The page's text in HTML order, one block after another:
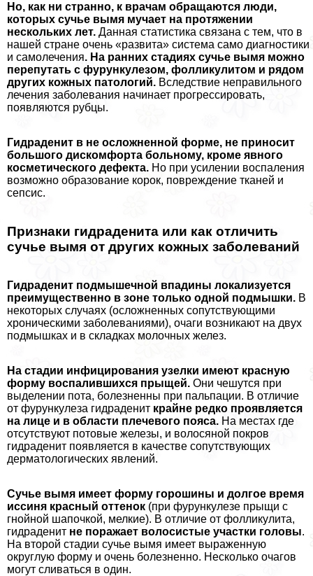
Но, как ни странно, к врачам обращаются люди,
которых сучье вымя мучает на протяжении
нескольких лет. Данная статистика связана с тем, что в
нашей стране очень «развита» система само диагностики
и самолечения. На ранних стадиях сучье вымя можно
перепутать с фурункулезом, фолликулитом и рядом
других кожных патологий. Вследствие неправильного
лечения заболевания начинает прогрессировать,
появляются рубцы.
Гидраденит в не осложненной форме, не приносит
большого дискомфорта больному, кроме явного
косметического дефекта. Но при усилении воспаления
возможно образование корок, повреждение тканей и
сепсис.
Признаки гидраденита или как отличить
сучье вымя от других кожных заболеваний
Гидраденит подмышечной впадины локализуется
преимущественно в зоне только одной подмышки. В
некоторых случаях (осложненных сопутствующими
хроническими заболеваниями), очаги возникают на двух
подмышках и в складках молочных желез.
На стадии инфицирования узелки имеют красную
форму воспалившихся прыщей. Они чешутся при
выделении пота, болезненны при пальпации. В отличие
от фурункулеза гидраденит крайне редко проявляется
на лице и в области плечевого пояса. На местах где
отсутствуют потовые железы, и волосяной покров
гидраденит появляется в качестве сопутствующих
дерматологических явлений.
Сучье вымя имеет форму горошины и долгое время
иссиня красный оттенок (при фурункулезе прыщи с
гнойной шапочкой, мелкие). В отличие от фолликулита,
гидраденит не поражает волосистые участки головы.
На второй стадии сучье вымя имеет выраженную
округлую форму и очень болезненно. Несколько очагов
могут сливаться в один.